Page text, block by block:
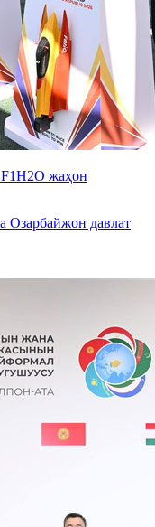
жаҳон
Озарбайжон давлат